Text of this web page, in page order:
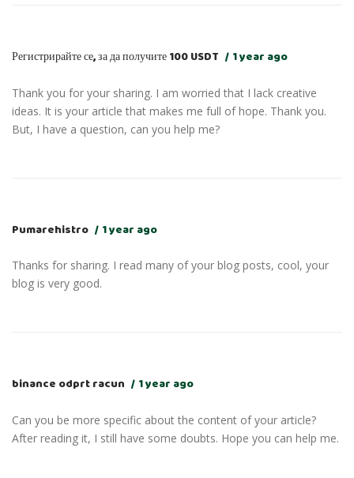
Регистрирайте се, за да получите 100 USDT 1 year ago
Thank you for your sharing. I am worried that I lack creative
ideas. It is your article that makes me full of hope. Thank you.
But, I have a question, can you help me?
Pumarehistro 1 year ago
Thanks for sharing. I read many of your blog posts, cool, your
blog is very good.
binance odprt racun 1 year ago
Can you be more specific about the content of your article?
After reading it, I still have some doubts. Hope you can help me.